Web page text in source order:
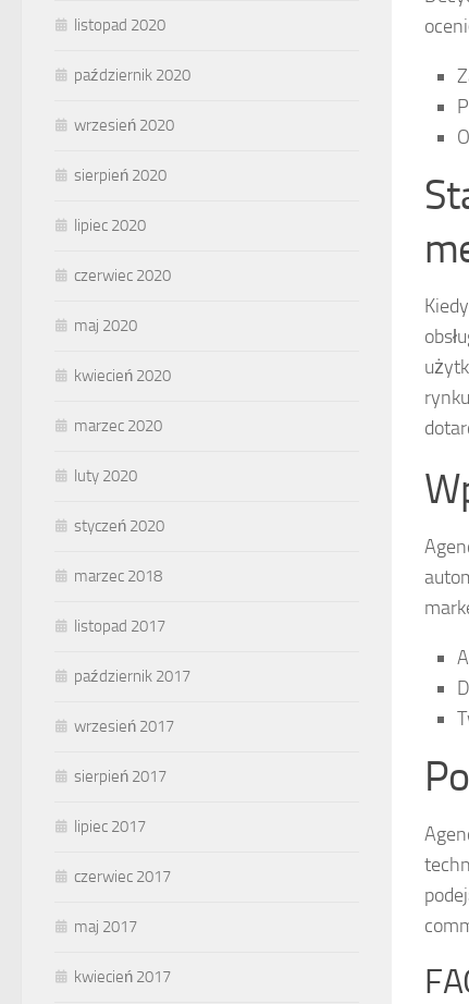
listopad 2020
październik 2020
wrzesień 2020
sierpień 2020
lipiec 2020
czerwiec 2020
maj 2020
kwiecień 2020
marzec 2020
luty 2020
styczeń 2020
marzec 2018
listopad 2017
październik 2017
wrzesień 2017
sierpień 2017
lipiec 2017
czerwiec 2017
maj 2017
kwiecień 2017